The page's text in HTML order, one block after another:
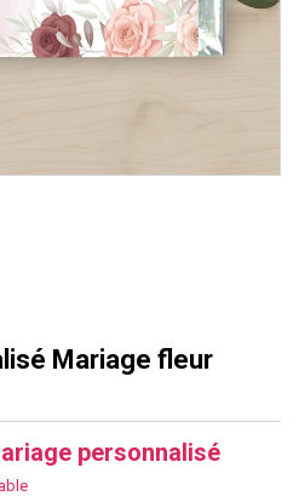
Mariage fleur
personnalisé